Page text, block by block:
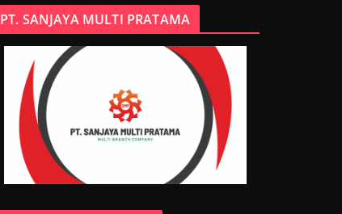
PT. SANJAYA MULTI PRATAMA